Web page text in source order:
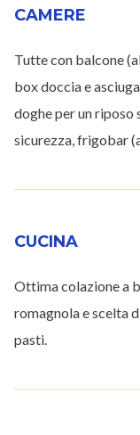
CAMERE
Tutte con balcone
box doccia e
doghe per un riposo
sicurezza, frigobar
CUCINA
Ottima colazione a
romagnola e scelta
pasti.